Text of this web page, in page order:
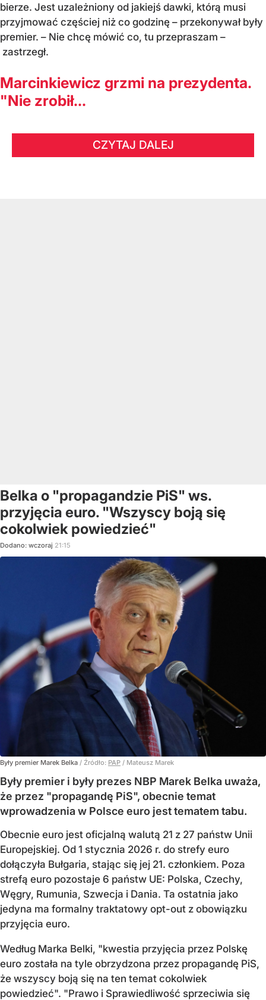
bierze. Jest uzależniony od jakiejś dawki, którą musi
przyjmować częściej niż co godzinę – przekonywał były
premier. – Nie chcę mówić co, tu przepraszam –
zastrzegł.
Marcinkiewicz grzmi na prezydenta.
"Nie zrobił...
CZYTAJ DALEJ
Belka o "propagandzie PiS" ws.
przyjęcia euro. "Wszyscy boją się
cokolwiek powiedzieć"
Dodano: wczoraj 21:15
Były premier Marek Belka / Źródło: PAP / Mateusz Marek
Były premier i były prezes NBP Marek Belka uważa,
że przez "propagandę PiS", obecnie temat
wprowadzenia w Polsce euro jest tematem tabu.
Obecnie euro jest oficjalną walutą 21 z 27 państw Unii
Europejskiej. Od 1 stycznia 2026 r. do strefy euro
dołączyła Bułgaria, stając się jej 21. członkiem. Poza
strefą euro pozostaje 6 państw UE: Polska, Czechy,
Węgry, Rumunia, Szwecja i Dania. Ta ostatnia jako
jedyna ma formalny traktatowy opt-out z obowiązku
przyjęcia euro.
Według Marka Belki, "kwestia przyjęcia przez Polskę
euro została na tyle obrzydzona przez propagandę PiS,
że wszyscy boją się na ten temat cokolwiek
powiedzieć". "Prawo i Sprawiedliwość sprzeciwia się